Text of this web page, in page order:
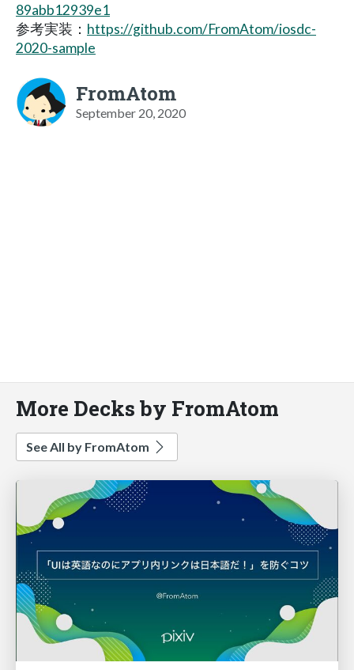
89abb12939e1
参考実装： https://github.com/FromAtom/iosdc-
2020-sample
FromAtom
September 20, 2020
More Decks by FromAtom
See All by FromAtom